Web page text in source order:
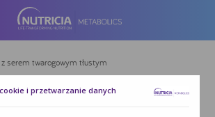
z serem twarogowym tłustym
TWAROGOWYM
i przetwarzanie danych